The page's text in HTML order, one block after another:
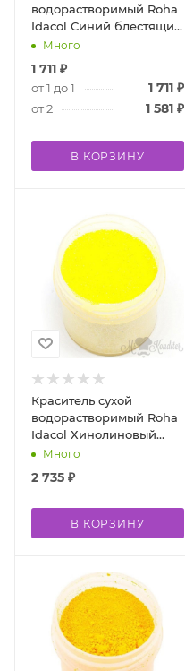
водорастворимый Roha
Idacol Синий блестящий
FCF E133 500 гр
Много
1 711 ₽
от 1 до 1 1 711₽
от 2 1 581₽
В КОРЗИНУ
Краситель сухой
водорастворимый Roha
Idacol Хинолиновый
желтый 500 гр
Много
2 735 ₽
В КОРЗИНУ